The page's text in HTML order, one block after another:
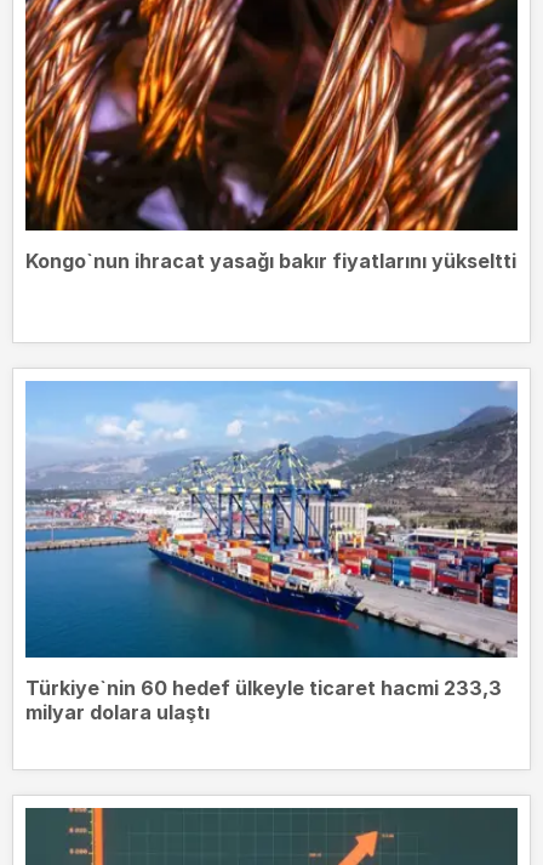
Kongo`nun ihracat yasağı bakır fiyatlarını yükseltti
Türkiye`nin 60 hedef ülkeyle ticaret hacmi 233,3
milyar dolara ulaştı